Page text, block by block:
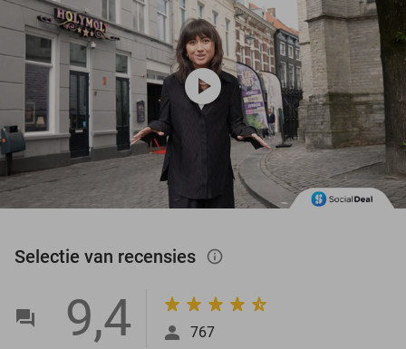
play_circle
Selectie van recensies info_outlined
9,4 767